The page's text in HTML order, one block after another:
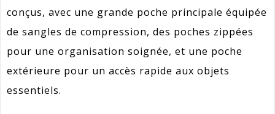
conçus, avec une grande poche principale équipée
de sangles de compression, des poches zippées
pour une organisation soignée, et une poche
extérieure pour un accès rapide aux objets
essentiels.